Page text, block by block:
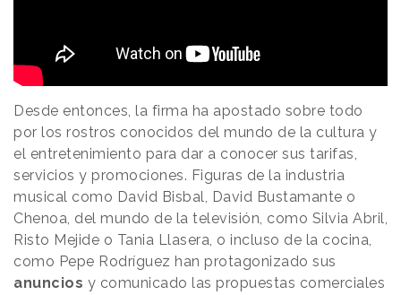
Desde entonces, la firma ha apostado sobre todo
por los rostros conocidos del mundo de la cultura y
el entretenimiento para dar a conocer sus tarifas,
servicios y promociones. Figuras de la industria
musical como David Bisbal, David Bustamante o
Chenoa, del mundo de la televisión, como Silvia Abril,
Risto Mejide o Tania Llasera, o incluso de la cocina,
como Pepe Rodríguez han protagonizado sus
anuncios y comunicado las propuestas comerciales